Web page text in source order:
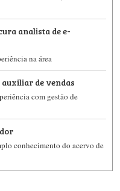
analista de e-
na área
de vendas
com gestão de
conhecimento do acervo de